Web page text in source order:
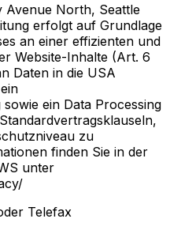
Avenue North, Seattle
erfolgt auf Grundlage
an einer effizienten und
Website-Inhalte (Art. 6
Daten in die USA
ein Data Processing
zu
finden Sie in der
unter
Telefax